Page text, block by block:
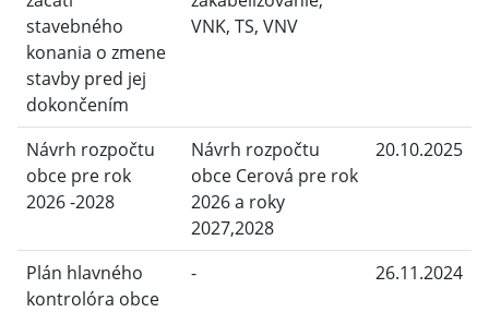
stavebného
konania o zmene
stavby pred jej
dokončením
VNK, TS, VNV
Návrh rozpočtu
obce pre rok
2026 -2028
Návrh rozpočtu
obce Cerová pre rok
2026 a roky
2027,2028
20.10.2025
Plán hlavného
kontrolóra obce
- 26.11.2024